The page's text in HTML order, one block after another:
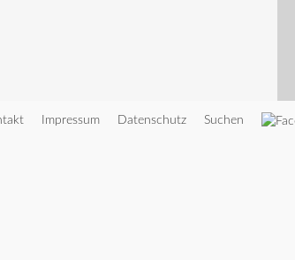
Impressum Datenschutz Suchen